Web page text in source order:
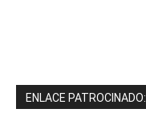
ENLACE PATROCINADO: